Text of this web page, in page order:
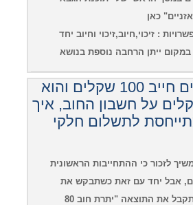
כאן
בפניך 4 אפשרויות : זיכוי,חיוב,זיכוי וחיוב יחד
ייתן הרחבה נוספת בנושא
אחד החברים חייב 100 שקלים והוא
20 שקלים על חשבון החוב, איך
לתשלום חלקי
לזכור כי ההתחייבות הראשונית
100 שקלים, אבל יחד עם זאת כשתבקש את
היתרה של החבר תקבל את התוצאה "יתרת חוב 80